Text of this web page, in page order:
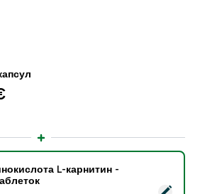
L-карнитин - 90таблеток
L-карнитин -